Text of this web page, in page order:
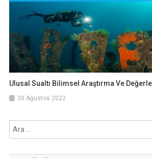
Ulusal Sualtı Bilimsel Araştırma Ve
30 Ağustos 2022